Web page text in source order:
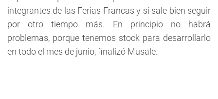
integrantes de las Ferias Francas y si sale bien seguir
por otro tiempo más. En principio no habrá
problemas, porque tenemos stock para desarrollarlo
en todo el mes de junio, finalizó Musale.